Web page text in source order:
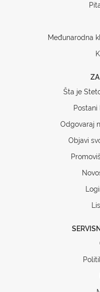
Međunarodna
Šta je
Odgovaraj
Objavi